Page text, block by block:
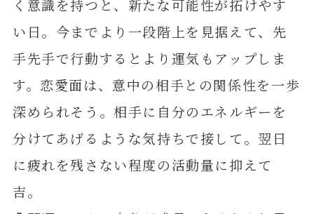
く意識を持つと、新たな可能性が拓けやす
い日。今までより一段階上を見据えて、先
手先手で行動するとより運気もアップしま
す。恋愛面は、意中の相手との関係性を一歩
深められそう。相手に自分のエネルギーを
分けてあげるような気持ちで接して。翌日
に疲れを残さない程度の活動量に抑えて
吉。